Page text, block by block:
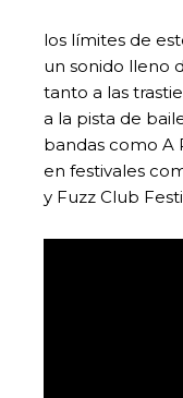
los límites de
un sonido lleno
tanto a las
a la pista de
bandas como A
en festivales
y Fuzz Club